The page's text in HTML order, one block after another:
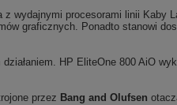
z wydajnymi procesorami linii
graficznych. Ponadto stanowi
HP EliteOne 800 AiO
przez Bang and Olufsen